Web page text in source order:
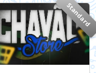
Standard